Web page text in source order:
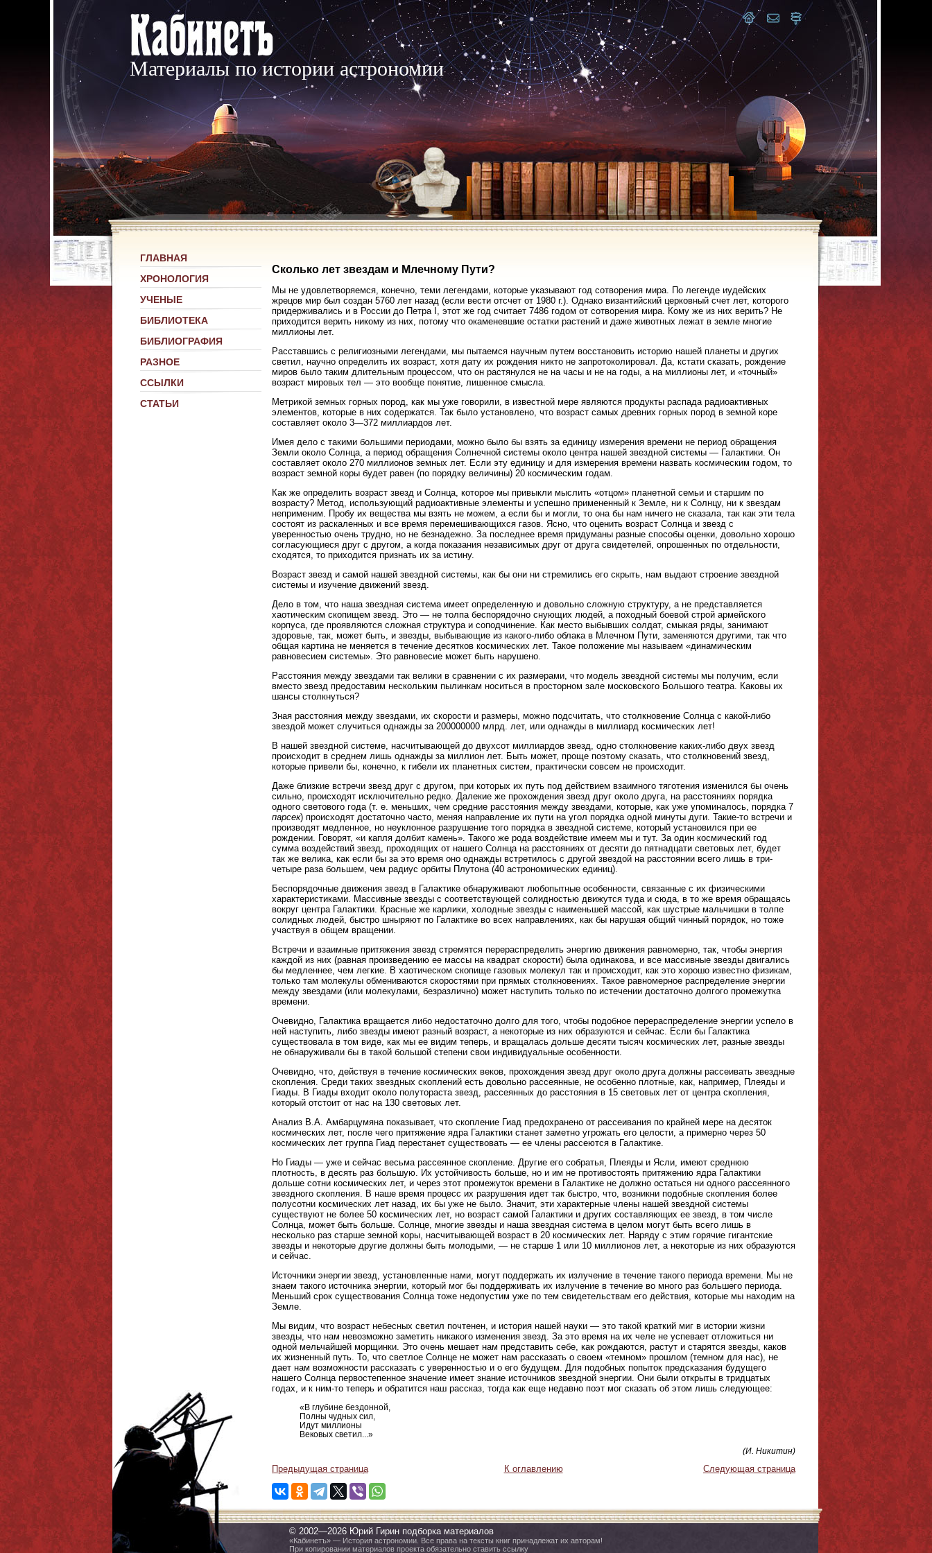
Материалы по истории астрономии
ГЛАВНАЯ
ХРОНОЛОГИЯ
УЧЕНЫЕ
БИБЛИОТЕКА
БИБЛИОГРАФИЯ
РАЗНОЕ
ССЫЛКИ
СТАТЬИ
Сколько лет звездам и Млечному Пути?
Мы не удовлетворяемся, конечно, теми легендами, которые указывают год сотворения мира. По легенде иудейских
жрецов мир был создан 5760 лет назад (если вести отсчет от 1980 г.). Однако византийский церковный счет лет, которого
придерживались и в России до Петра I, этот же год считает 7486 годом от сотворения мира. Кому же из них верить? Не
приходится верить никому из них, потому что окаменевшие остатки растений и даже животных лежат в земле многие
миллионы лет.
Расставшись с религиозными легендами, мы пытаемся научным путем восстановить историю нашей планеты и других
светил, научно определить их возраст, хотя дату их рождения никто не запротоколировал. Да, кстати сказать, рождение
миров было таким длительным процессом, что он растянулся не на часы и не на годы, а на миллионы лет, и «точный»
возраст мировых тел — это вообще понятие, лишенное смысла.
Метрикой земных горных пород, как мы уже говорили, в известной мере являются продукты распада радиоактивных
элементов, которые в них содержатся. Так было установлено, что возраст самых древних горных пород в земной коре
составляет около 3—372 миллиардов лет.
Имея дело с такими большими периодами, можно было бы взять за единицу измерения времени не период обращения
Земли около Солнца, а период обращения Солнечной системы около центра нашей звездной системы — Галактики. Он
составляет около 270 миллионов земных лет. Если эту единицу и для измерения времени назвать космическим годом, то
возраст земной коры будет равен (по порядку величины) 20 космическим годам.
Как же определить возраст звезд и Солнца, которое мы привыкли мыслить «отцом» планетной семьи и старшим по
возрасту? Метод, использующий радиоактивные элементы и успешно примененный к Земле, ни к Солнцу, ни к звездам
неприменим. Пробу их вещества мы взять не можем, а если бы и могли, то она бы нам ничего не сказала, так как эти тела
состоят из раскаленных и все время перемешивающихся газов. Ясно, что оценить возраст Солнца и звезд с
уверенностью очень трудно, но не безнадежно. За последнее время придуманы разные способы оценки, довольно хорошо
согласующиеся друг с другом, а когда показания независимых друг от друга свидетелей, опрошенных по отдельности,
сходятся, то приходится признать их за истину.
Возраст звезд и самой нашей звездной системы, как бы они ни стремились его скрыть, нам выдают строение звездной
системы и изучение движений звезд.
Дело в том, что наша звездная система имеет определенную и довольно сложную структуру, а не представляется
хаотическим скопищем звезд. Это — не толпа беспорядочно снующих людей, а походный боевой строй армейского
корпуса, где проявляются сложная структура и соподчинение. Как место выбывших солдат, смыкая ряды, занимают
здоровые, так, может быть, и звезды, выбывающие из какого-либо облака в Млечном Пути, заменяются другими, так что
общая картина не меняется в течение десятков космических лет. Такое положение мы называем «динамическим
равновесием системы». Это равновесие может быть нарушено.
Расстояния между звездами так велики в сравнении с их размерами, что модель звездной системы мы получим, если
вместо звезд предоставим нескольким пылинкам носиться в просторном зале московского Большого театра. Каковы их
шансы столкнуться?
Зная расстояния между звездами, их скорости и размеры, можно подсчитать, что столкновение Солнца с какой-либо
звездой может случиться однажды за 200000000 млрд. лет, или однажды в миллиард космических лет!
В нашей звездной системе, насчитывающей до двухсот миллиардов звезд, одно столкновение каких-либо двух звезд
происходит в среднем лишь однажды за миллион лет. Быть может, проще поэтому сказать, что столкновений звезд,
которые привели бы, конечно, к гибели их планетных систем, практически совсем не происходит.
Даже близкие встречи звезд друг с другом, при которых их путь под действием взаимного тяготения изменился бы очень
сильно, происходят исключительно редко. Далекие же прохождения звезд друг около друга, на расстояниях порядка
одного светового года (т. е. меньших, чем средние расстояния между звездами, которые, как уже упоминалось, порядка 7
парсек) происходят достаточно часто, меняя направление их пути на угол порядка одной минуты дуги. Такие-то встречи и
производят медленное, но неуклонное разрушение того порядка в звездной системе, который установился при ее
рождении. Говорят, «и капля долбит камень». Такого же рода воздействие имеем мы и тут. За один космический год
сумма воздействий звезд, проходящих от нашего Солнца на расстояниях от десяти до пятнадцати световых лет, будет
так же велика, как если бы за это время оно однажды встретилось с другой звездой на расстоянии всего лишь в три-
четыре раза большем, чем радиус орбиты Плутона (40 астрономических единиц).
Беспорядочные движения звезд в Галактике обнаруживают любопытные особенности, связанные с их физическими
характеристиками. Массивные звезды с соответствующей солидностью движутся туда и сюда, в то же время обращаясь
вокруг центра Галактики. Красные же карлики, холодные звезды с наименьшей массой, как шустрые мальчишки в толпе
солидных людей, быстро шныряют по Галактике во всех направлениях, как бы нарушая общий чинный порядок, но тоже
участвуя в общем вращении.
Встречи и взаимные притяжения звезд стремятся перераспределить энергию движения равномерно, так, чтобы энергия
каждой из них (равная произведению ее массы на квадрат скорости) была одинакова, и все массивные звезды двигались
бы медленнее, чем легкие. В хаотическом скопище газовых молекул так и происходит, как это хорошо известно физикам,
только там молекулы обмениваются скоростями при прямых столкновениях. Такое равномерное распределение энергии
между звездами (или молекулами, безразлично) может наступить только по истечении достаточно долгого промежутка
времени.
Очевидно, Галактика вращается либо недостаточно долго для того, чтобы подобное перераспределение энергии успело в
ней наступить, либо звезды имеют разный возраст, а некоторые из них образуются и сейчас. Если бы Галактика
существовала в том виде, как мы ее видим теперь, и вращалась дольше десяти тысяч космических лет, разные звезды
не обнаруживали бы в такой большой степени свои индивидуальные особенности.
Очевидно, что, действуя в течение космических веков, прохождения звезд друг около друга должны рассеивать звездные
скопления. Среди таких звездных скоплений есть довольно рассеянные, не особенно плотные, как, например, Плеяды и
Гиады. В Гиады входит около полутораста звезд, рассеянных до расстояния в 15 световых лет от центра скопления,
который отстоит от нас на 130 световых лет.
Анализ В.А. Амбарцумяна показывает, что скопление Гиад предохранено от рассеивания по крайней мере на десяток
космических лет, после чего притяжение ядра Галактики станет заметно угрожать его целости, а примерно через 50
космических лет группа Гиад перестанет существовать — ее члены рассеются в Галактике.
Но Гиады — уже и сейчас весьма рассеянное скопление. Другие его собратья, Плеяды и Ясли, имеют среднюю
плотность, в десять раз большую. Их устойчивость больше, но и им не противостоять притяжению ядра Галактики
дольше сотни космических лет, и через этот промежуток времени в Галактике не должно остаться ни одного рассеянного
звездного скопления. В наше время процесс их разрушения идет так быстро, что, возникни подобные скопления более
полусотни космических лет назад, их бы уже не было. Значит, эти характерные члены нашей звездной системы
существуют не более 50 космических лет, но возраст самой Галактики и других составляющих ее звезд, в том числе
Солнца, может быть больше. Солнце, многие звезды и наша звездная система в целом могут быть всего лишь в
несколько раз старше земной коры, насчитывающей возраст в 20 космических лет. Наряду с этим горячие гигантские
звезды и некоторые другие должны быть молодыми, — не старше 1 или 10 миллионов лет, а некоторые из них образуются
и сейчас.
Источники энергии звезд, установленные нами, могут поддержать их излучение в течение такого периода времени. Мы не
знаем такого источника энергии, который мог бы поддерживать их излучение в течение во много раз большего периода.
Меньший срок существования Солнца тоже недопустим уже по тем свидетельствам его действия, которые мы находим на
Земле.
Мы видим, что возраст небесных светил почтенен, и история нашей науки — это такой краткий миг в истории жизни
звезды, что нам невозможно заметить никакого изменения звезд. За это время на их челе не успевает отложиться ни
одной мельчайшей морщинки. Это очень мешает нам представить себе, как рождаются, растут и старятся звезды, каков
их жизненный путь. То, что светлое Солнце не может нам рассказать о своем «темном» прошлом (темном для нас), не
дает нам возможности рассказать с уверенностью и о его будущем. Для подобных попыток предсказания будущего
нашего Солнца первостепенное значение имеет знание источников звездной энергии. Они были открыты в тридцатых
годах, и к ним-то теперь и обратится наш рассказ, тогда как еще недавно поэт мог сказать об этом лишь следующее:
«В глубине бездонной,
Полны чудных сил,
Идут миллионы
Вековых светил...»
(И. Никитин)
Предыдущая страница К оглавлению Следующая страница
© 2002—2026 Юрий Гирин подборка материалов
«Кабинетъ» — История астрономии. Все права на тексты книг принадлежат их авторам!
При копировании материалов проекта обязательно ставить ссылку